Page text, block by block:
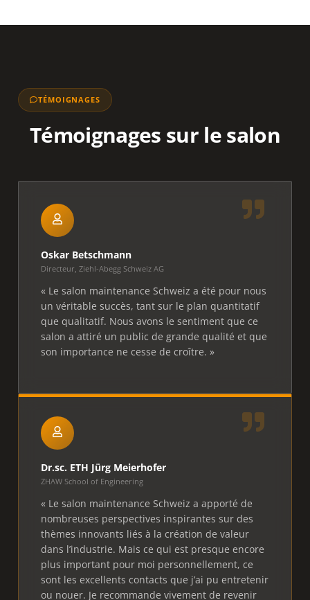
TÉMOIGNAGES
Témoignages sur le salon
Oskar Betschmann
Directeur, Ziehl-Abegg Schweiz AG
« Le salon maintenance Schweiz a été pour nous
un véritable succès, tant sur le plan quantitatif
que qualitatif. Nous avons le sentiment que ce
salon a attiré un public de grande qualité et que
son importance ne cesse de croître. »
Dr.sc. ETH Jürg Meierhofer
ZHAW School of Engineering
« Le salon maintenance Schweiz a apporté de
nombreuses perspectives inspirantes sur des
thèmes innovants liés à la création de valeur
dans l’industrie. Mais ce qui est presque encore
plus important pour moi personnellement, ce
sont les excellents contacts que j’ai pu entretenir
ou nouer. Je recommande vivement de revenir